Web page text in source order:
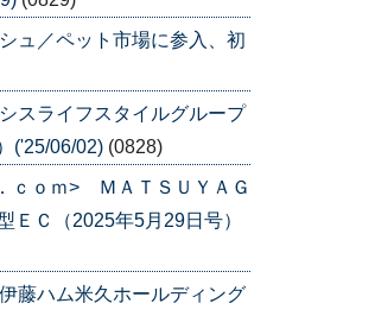
／ペット市場に参入、初
ライフスタイルグループ
('25/06/02) (0828)
ｃｏｍ> ＭＡＴＳＵＹＡＧ
ＥＣ（2025年5月29日号）
ハム米久ホールディング